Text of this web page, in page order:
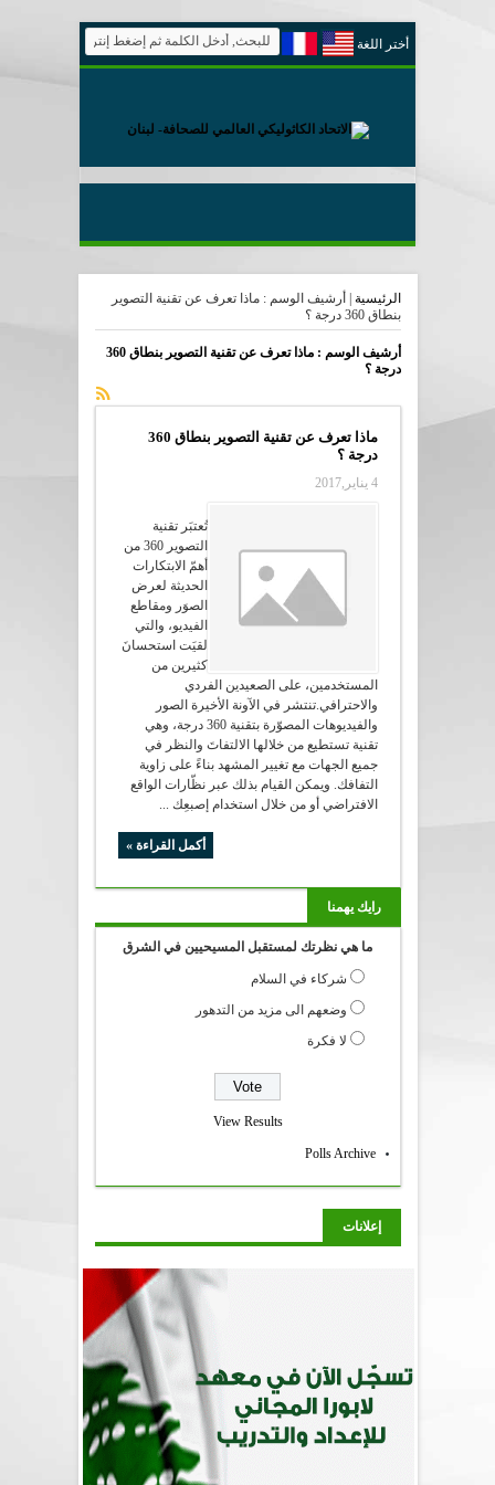
أختر اللغة
الرئيسية
أرشيف الوسم : ماذا تعرف عن تقنية التصوير
بنطاق 360 درجة ؟
أرشيف الوسم :
ماذا تعرف عن تقنية التصوير بنطاق 360
درجة ؟
ماذا تعرف عن تقنية التصوير بنطاق 360
درجة ؟
4 يناير,2017
تُعتبَر تقنية
التصوير 360 من
أهمّ الابتكارات
الحديثة لعرض
الصوَر ومقاطع
الفيديو، والتي
لقيَت استحسانَ
كثيرين من
المستخدمين، على الصعيدين الفردي
والاحترافي.تنتشر في الآونة الأخيرة الصور
والفيديوهات المصوّرة بتقنية 360 درجة، وهي
تقنية تستطيع من خلالها الالتفاتَ والنظر في
جميع الجهات مع تغيير المشهد بناءً على زاوية
التفافك. ويمكن القيام بذلك عبر نظّارات الواقع
الافتراضي أو من خلال استخدام إصبعِك ...
أكمل القراءة »
رايك يهمنا
ما هي نظرتك لمستقبل المسيحيين في الشرق
شركاء في السلام
وضعهم الى مزيد من التدهور
لا فكرة
View Results
Polls Archive
إعلانات